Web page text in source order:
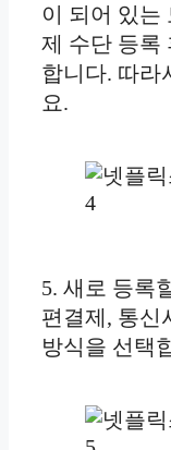
이 되어 있는
제 수단 등록
합니다. 따라
요.
5. 새로 등록
편결제, 통신
방식을 선택